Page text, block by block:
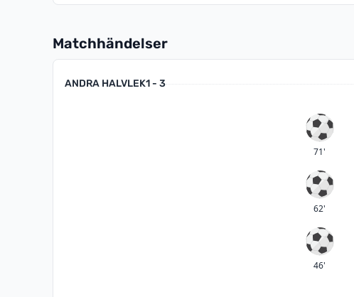
Matchhändelser
ANDRA HALVLEK1 - 3
Mål
71'
Mål
62'
Mål
46'